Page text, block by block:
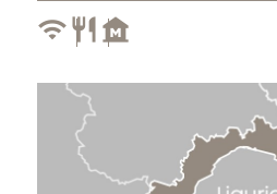
wifirestaurant museum